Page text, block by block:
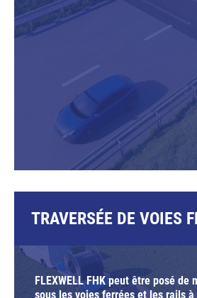
TRAVERSÉE DE VOIES
FLEXWELL FHK peut être posé de
sous les voies ferrées et les rails